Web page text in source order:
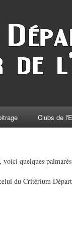
Clubs de
quelques palmarès
du Critérium